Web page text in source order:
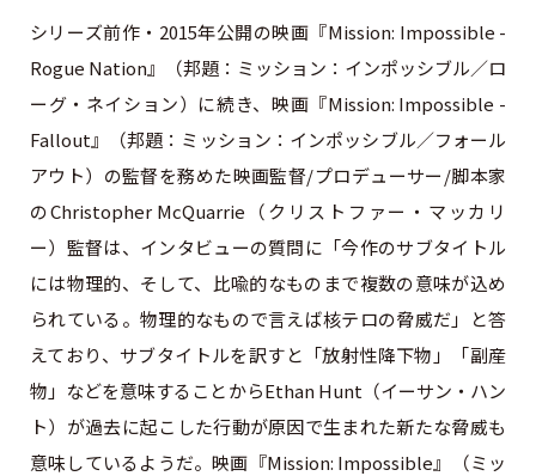
シリーズ前作・2015年公開の映画『Mission: Impossible -
Rogue Nation』（邦題：ミッション：インポッシブル／ロ
ーグ・ネイション）に続き、映画『Mission: Impossible -
Fallout』（邦題：ミッション：インポッシブル／フォール
アウト）の監督を務めた映画監督/プロデューサー/脚本家
のChristopher McQuarrie（クリストファー・マッカリ
ー）監督は、インタビューの質問に「今作のサブタイトル
には物理的、そして、比喩的なものまで複数の意味が込め
られている。物理的なもので言えば核テロの脅威だ」と答
えており、サブタイトルを訳すと「放射性降下物」「副産
物」などを意味することからEthan Hunt（イーサン・ハン
ト）が過去に起こした行動が原因で生まれた新たな脅威も
意味しているようだ。映画『Mission: Impossible』（ミッ